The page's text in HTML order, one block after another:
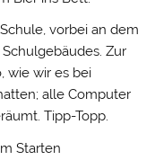
vorbei an dem
Zur
wie wir es bei
alle Computer
Tipp-Topp.
Starten